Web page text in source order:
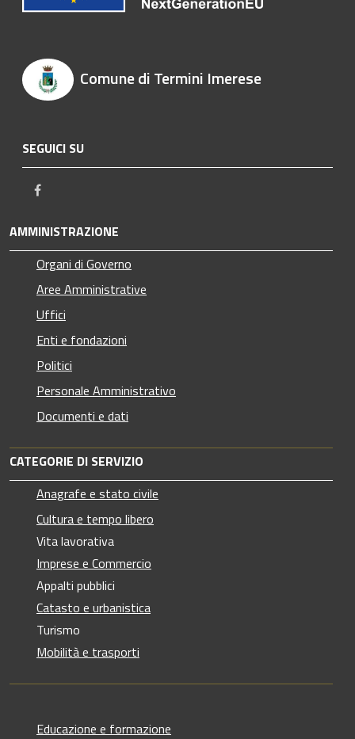
Comune di Termini Imerese
SEGUICI SU
AMMINISTRAZIONE
Organi di Governo
Aree Amministrative
Uffici
Enti e fondazioni
Politici
Personale Amministrativo
Documenti e dati
CATEGORIE DI SERVIZIO
Anagrafe e stato civile
Cultura e tempo libero
Vita lavorativa
Imprese e Commercio
Appalti pubblici
Catasto e urbanistica
Turismo
Mobilità e trasporti
Educazione e formazione